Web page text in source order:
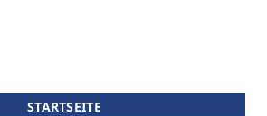
STARTSEITE